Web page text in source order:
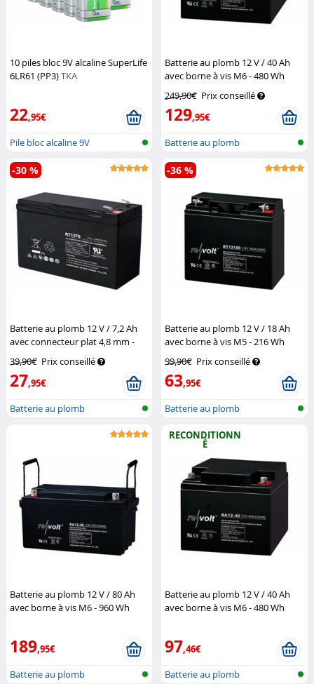
10 piles bloc 9V alcaline SuperLife
6LR61 (PP3)TKA
22,95€
Pile bloc alcaline 9V
Batterie au plomb 12 V / 40 Ah
avec borne à vis M6 - 480 Wh
249,90€ Prix conseillé
129,95€
Batterie au plomb
Batterie au plomb 12 V / 7,2 Ah
avec connecteur plat 4,8 mm -
39,90€ Prix conseillé
27,95€
-30 %
Batterie au plomb
Batterie au plomb 12 V / 18 Ah
avec borne à vis M5 - 216 Wh
99,90€ Prix conseillé
63,95€
-36 %
Batterie au plomb
Batterie au plomb 12 V / 80 Ah
avec borne à vis M6 - 960 Wh
189,95€
Batterie au plomb
RECONDITIONN
É
Batterie au plomb 12 V / 40 Ah
avec borne à vis M6 - 480 Wh
97,46€
Batterie au plomb